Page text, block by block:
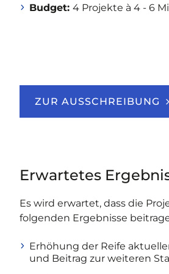
Budget: 4 Projekte à 4 - 6
ZUR AUSSCHREIBUNG
Erwartetes
Es wird erwartet, dass die
folgenden Ergebnisse
Erhöhung der Reife
und Beitrag zur weiteren